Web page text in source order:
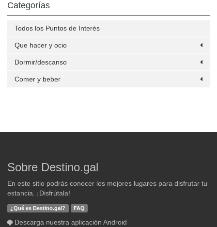
Categorías
Todos los Puntos de Interés
Que hacer y ocio
Dormir/descanso
Comer y beber
Sobre Destino.gal
En este sitio podrás conocer los mejores lugares para disfrutar tu
estancia. ¡Disfrútala!
¿Qué es Destino.gal? FAQ
Descarga nuestra aplicación Android